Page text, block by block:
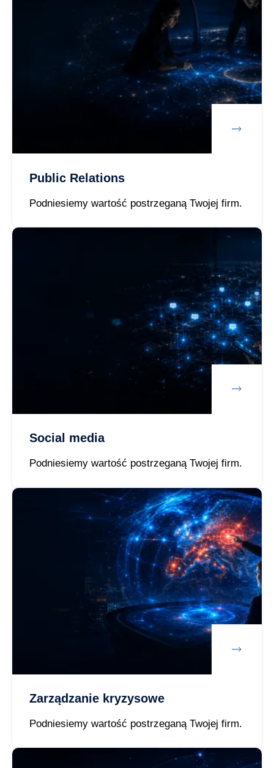
Public Relations
Podniesiemy wartość postrzeganą Twojej firm.
Social media
Podniesiemy wartość postrzeganą Twojej firm.
Zarządzanie kryzysowe
Podniesiemy wartość postrzeganą Twojej firm.